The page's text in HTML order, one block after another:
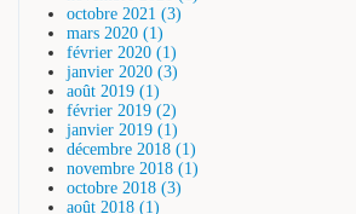
octobre 2021 (3)
mars 2020 (1)
février 2020 (1)
janvier 2020 (3)
août 2019 (1)
février 2019 (2)
janvier 2019 (1)
décembre 2018 (1)
novembre 2018 (1)
octobre 2018 (3)
août 2018 (1)